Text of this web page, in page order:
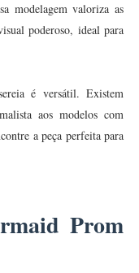
modelagem valoriza as
poderoso, ideal para
é versátil. Existem
aos modelos com
a peça perfeita para
Prom